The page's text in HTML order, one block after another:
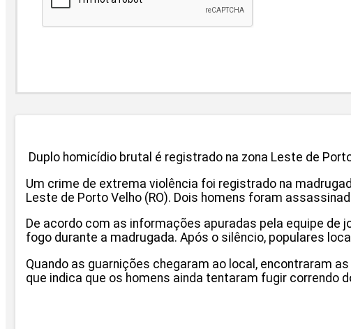
Duplo homicídio brutal é registrado na zona Leste de
Um crime de extrema violência foi registrado na
Leste de Porto Velho (RO). Dois homens foram
De acordo com as informações apuradas pela equipe
fogo durante a madrugada. Após o silêncio, populares
Quando as guarnições chegaram ao local, encontraram
que indica que os homens ainda tentaram fugir correndo